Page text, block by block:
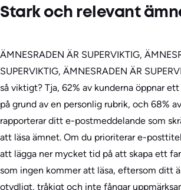
Stark och relevant
ÄMNESRADEN ÄR SUPERVIKTIG,
SUPERVIKTIG, ÄMNESRADEN ÄR
så viktigt? Tja, 62% av kunderna öppnar
på grund av en personlig rubrik, och 68%
rapporterar ditt e-postmeddelande som
att läsa ämnet. Om du prioriterar e-
att lägga ner mycket tid på att skapa ett
som ingen kommer att läsa, eftersom ditt
otydligt, tråkigt och inte fångar